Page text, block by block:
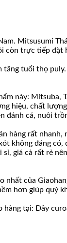
Mitsusumi
còn trực tiếp
tăng tuổi thọ
này: Mitsuba,
hiệu, chất
đánh cá, nuôi
hàng rất
không đáng có,
giá cả rất rẻ
nhất của
hơn giúp quý
tại: Dây